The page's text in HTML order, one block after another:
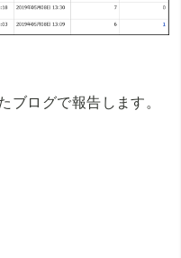
ブログで報告します。